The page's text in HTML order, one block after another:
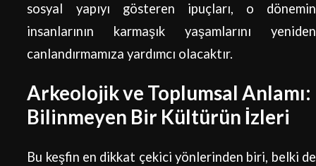
sosyal yapıyı gösteren ipuçları, o dönemin
insanlarının karmaşık yaşamlarını yeniden
canlandırmamıza yardımcı olacaktır.
Arkeolojik ve Toplumsal Anlamı:
Bilinmeyen Bir Kültürün İzleri
Bu keşfin en dikkat çekici yönlerinden biri, belki de